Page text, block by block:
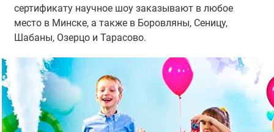
сертификату научное шоу заказывают в любое
место в Минске, а также в Боровляны, Сеницу,
Шабаны, Озерцо и Тарасово.